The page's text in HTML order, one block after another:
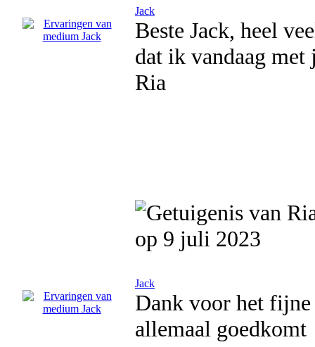
Jack
Beste Jack, heel
dat ik vandaag
Ria
op 9 juli 2023
Jack
Dank voor het
allemaal goedkomt